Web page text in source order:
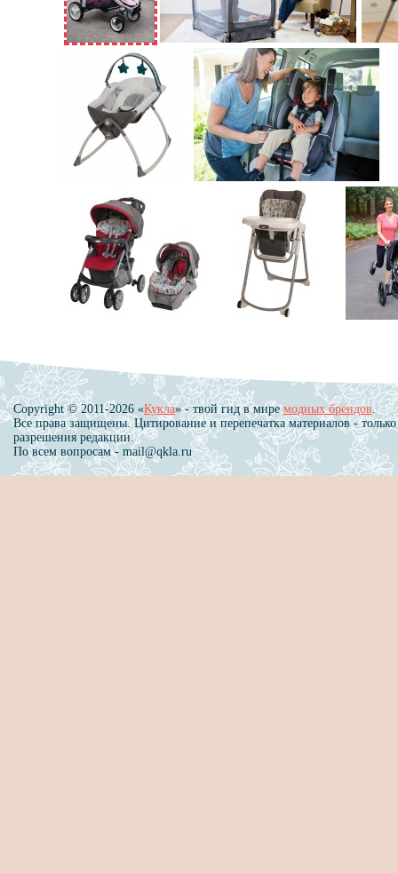
Copyright © 2011-2026 «Кукла» - твой гид в миремодных брендов.
Все права защищены. Цитирование и перепечатка материалов - только
разрешения редакции.
По всем вопросам - mail@qkla.ru